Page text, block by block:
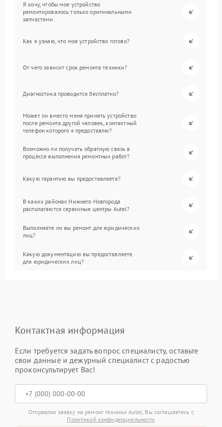
Я хочу, чтобы мое устройство
ремонтировалось только оригинальными
запчастями.
Как я узнаю, что мое устройство готово?
От чего зависит срок ремонта техники?
Диагностика проводится бесплатно?
Может ли вместо меня принять устройство
после ремонта другой человек, контактный
телефон которого я предоставлю?
Возможно ли получать обратную связь в
процессе выполнения ремонтных работ?
Какую гарантию вы предоставляете?
В каких районах Нижнего Новгорода
располагаются сервисные центры Autel?
Выполняете ли вы ремонт для юридических
лиц?
Какую документацию вы предоставляете
для юридических лиц?
Контактная информация
Если требуется задать вопрос специалисту, оставьте
свои данные и дежурный специалист с радостью
проконсультирует Вас!
Отправляя заявку на ремонт техники Autel, Вы соглашаетесь с
Политикой конфиденциальности